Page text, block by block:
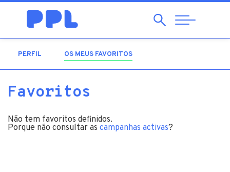
Pesquisar
Abrir
Navegação
PERFIL OS MEUS FAVORITOS
Favoritos
Não tem favoritos definidos.
Porque não consultar as campanhas activas?